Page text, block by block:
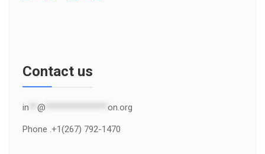
Contact us
in @ on.org
Phone .+1(267) 792-1470